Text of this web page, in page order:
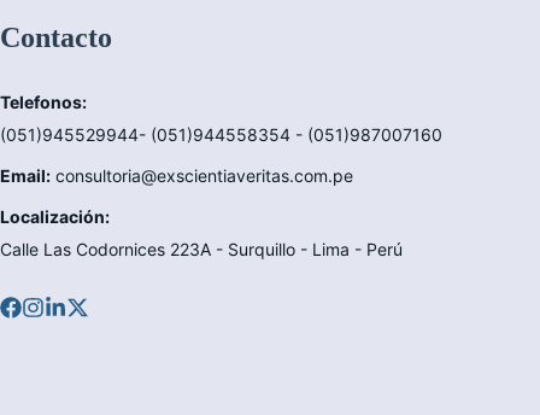
Contacto
Telefonos:
(051)945529944- (051)944558354 - (051)987007160
Email: consultoria@exscientiaveritas.com.pe
Localización:
Calle Las Codornices 223A - Surquillo - Lima - Perú